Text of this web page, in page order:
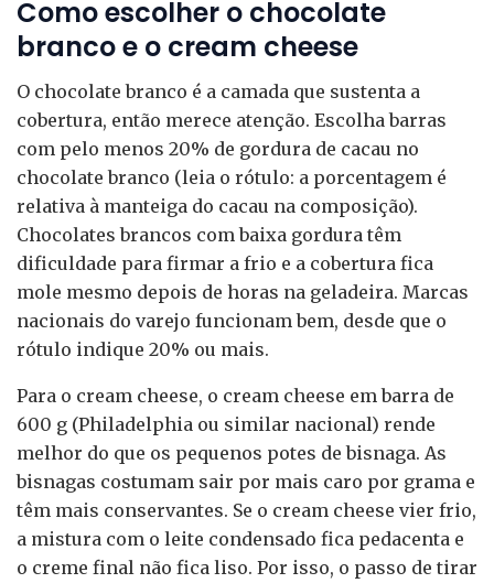
Como escolher o chocolate
branco e o cream cheese
O chocolate branco é a camada que sustenta a
cobertura, então merece atenção. Escolha barras
com pelo menos 20% de gordura de cacau no
chocolate branco (leia o rótulo: a porcentagem é
relativa à manteiga do cacau na composição).
Chocolates brancos com baixa gordura têm
dificuldade para firmar a frio e a cobertura fica
mole mesmo depois de horas na geladeira. Marcas
nacionais do varejo funcionam bem, desde que o
rótulo indique 20% ou mais.
Para o cream cheese, o cream cheese em barra de
600 g (Philadelphia ou similar nacional) rende
melhor do que os pequenos potes de bisnaga. As
bisnagas costumam sair por mais caro por grama e
têm mais conservantes. Se o cream cheese vier frio,
a mistura com o leite condensado fica pedacenta e
o creme final não fica liso. Por isso, o passo de tirar